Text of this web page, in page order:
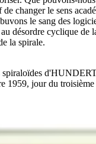
de changer le sens
le sang des
désordre cyclique de
la spirale.
spiraloïdes
1959, jour du